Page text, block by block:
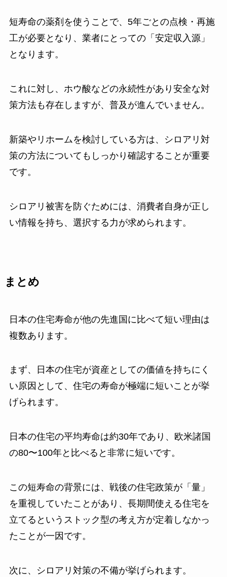
短寿命の薬剤を使うことで、5年ごとの点検・再施
工が必要となり、業者にとっての「安定収入源」
となります。
これに対し、ホウ酸などの永続性があり安全な対
策方法も存在しますが、普及が進んでいません。
新築やリホームを検討している方は、シロアリ対
策の方法についてもしっかり確認することが重要
です。
シロアリ被害を防ぐためには、消費者自身が正し
い情報を持ち、選択する力が求められます。
まとめ
日本の住宅寿命が他の先進国に比べて短い理由は
複数あります。
まず、日本の住宅が資産としての価値を持ちにく
い原因として、住宅の寿命が極端に短いことが挙
げられます。
日本の住宅の平均寿命は約30年であり、欧米諸国
の80〜100年と比べると非常に短いです。
この短寿命の背景には、戦後の住宅政策が「量」
を重視していたことがあり、長期間使える住宅を
立てるというストック型の考え方が定着しなかっ
たことが一因です。
次に、シロアリ対策の不備が挙げられます。